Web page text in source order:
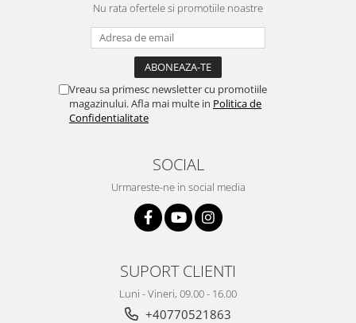
Nu rata ofertele si promotiile noastre
Vreau sa primesc newsletter cu promotiile
magazinului. Afla mai multe in Politica de
Confidentialitate
SOCIAL
Urmareste-ne in social media
SUPORT CLIENTI
Luni - Vineri, 09.00 - 16.00
+40770521863